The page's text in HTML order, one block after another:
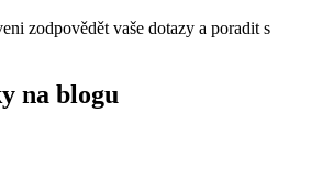
zodpovědět vaše dotazy a poradit s
na blogu